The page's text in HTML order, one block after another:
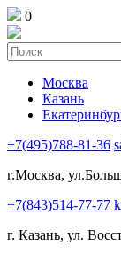
0
Москва
Казань
+7(495)788-81-36
г.Москва,
+7(843)514-77-77
г. Казань, ул.